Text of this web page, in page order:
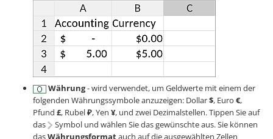
Währung- wird verwendet, um Geldwerte mit einem der
folgenden Währungssymbole anzuzeigen: Dollar$, Euro €,
Pfund £, Rubel₽, Yen ¥, und zwei Dezimalstellen. Tippen Sie auf
das
Symbol und wählen Sie das gewünschte aus. Sie können
dasWährungsformatauch auf die ausgewählten Zellen